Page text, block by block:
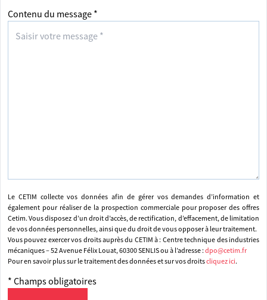
Contenu du message *
Le CETIM collecte vos données afin de gérer vos demandes d’information et
également pour réaliser de la prospection commerciale pour proposer des offres
Cetim. Vous disposez d’un droit d’accès, de rectification, d’effacement, de limitation
de vos données personnelles, ainsi que du droit de vous opposer à leur traitement.
Vous pouvez exercer vos droits auprès du CETIM à : Centre technique des industries
mécaniques – 52 Avenue Félix Louat, 60300 SENLIS ou à l’adresse : dpo@cetim.fr
Pour en savoir plus sur le traitement des données et sur vos droitscliquez ici.
* Champs obligatoires